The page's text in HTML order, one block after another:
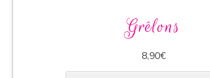
Grêlons
8,90€